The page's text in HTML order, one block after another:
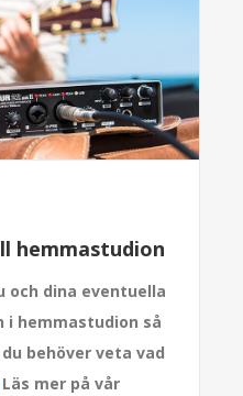
hemmastudion
och dina eventuella
i hemmastudion så
behöver veta vad
Läs mer på vår